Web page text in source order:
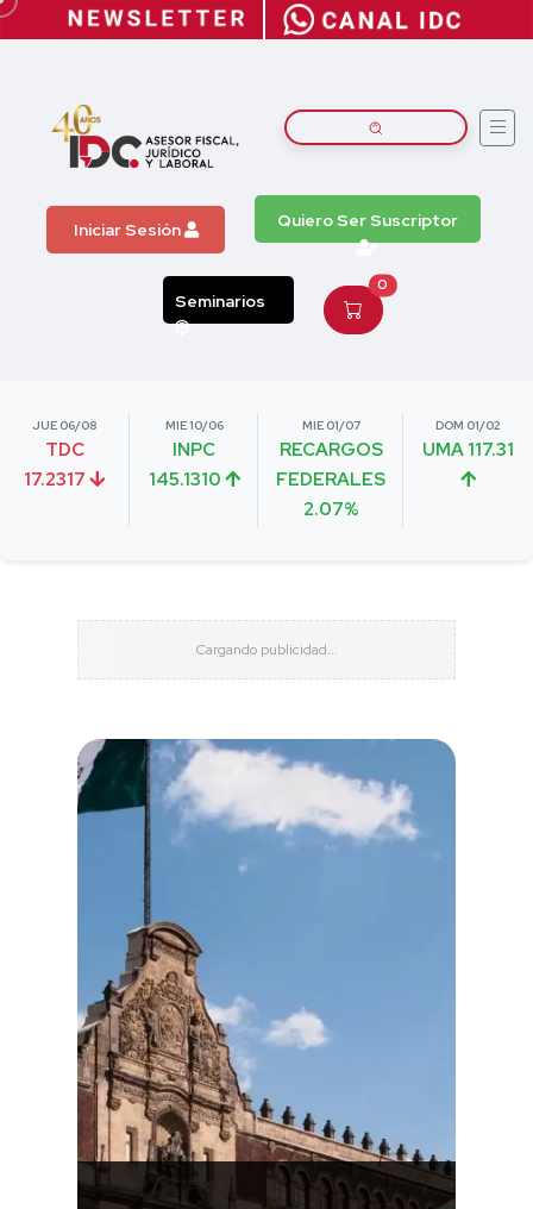
Iniciar Sesión Quiero Ser Suscriptor
Seminarios
0
JUE 06/08
TDC
17.2317
MIE 10/06
INPC
145.1310
MIE 01/07
RECARGOS
FEDERALES
2.07%
DOM 01/02
UMA 117.31